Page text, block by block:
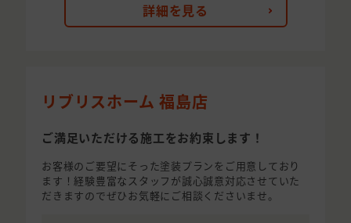
詳細を見る
リブリスホーム 福島店
ご満足いただける施工をお約束します！
お客様のご要望にそった塗装プランをご用意しており
ます！経験豊富なスタッフが誠心誠意対応させていた
だきますのでぜひお気軽にご相談くださいませ。